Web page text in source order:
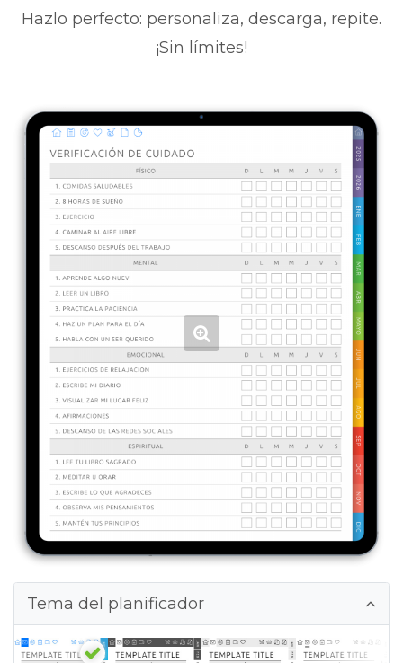
Hazlo perfecto: personaliza, descarga, repite.
¡Sin límites!
Tema del planificador